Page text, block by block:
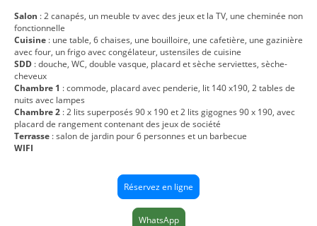
Salon : 2 canapés, un meuble tv avec des jeux et la TV, une cheminée non
fonctionnelle
Cuisine : une table, 6 chaises, une bouilloire, une cafetière, une gazinière
avec four, un frigo avec congélateur, ustensiles de cuisine
SDD : douche, WC, double vasque, placard et sèche serviettes, sèche-
cheveux
Chambre 1 : commode, placard avec penderie, lit 140 x190, 2 tables de
nuits avec lampes
Chambre 2 : 2 lits superposés 90 x 190 et 2 lits gigognes 90 x 190, avec
placard de rangement contenant des jeux de société
Terrasse : salon de jardin pour 6 personnes et un barbecue
WIFI
Réservez en ligne
WhatsApp